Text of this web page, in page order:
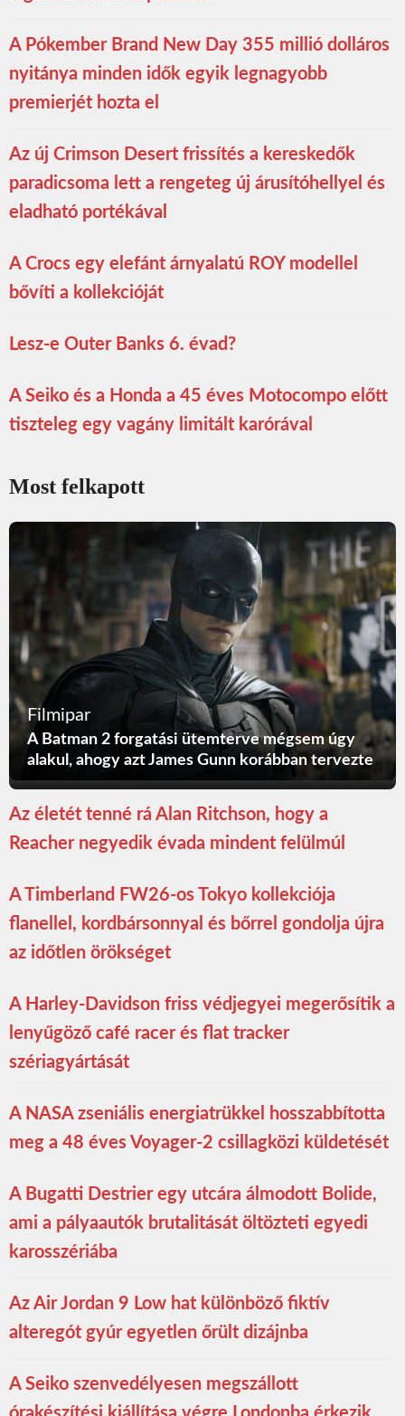
A Pókember Brand New Day 355 millió dolláros
nyitánya minden idők egyik legnagyobb
premierjét hozta el
Az új Crimson Desert frissítés a kereskedők
paradicsoma lett a rengeteg új árusítóhellyel és
eladható portékával
A Crocs egy elefánt árnyalatú ROY modellel
bővíti a kollekcióját
Lesz-e Outer Banks 6. évad?
A Seiko és a Honda a 45 éves Motocompo előtt
tiszteleg egy vagány limitált karórával
Most felkapott
Filmipar
A Batman 2 forgatási ütemterve mégsem úgy
alakul, ahogy azt James Gunn korábban tervezte
Az életét tenné rá Alan Ritchson, hogy a
Reacher negyedik évada mindent felülmúl
A Timberland FW26-os Tokyo kollekciója
flanellel, kordbársonnyal és bőrrel gondolja újra
az időtlen örökséget
A Harley-Davidson friss védjegyei megerősítik a
lenyűgöző café racer és flat tracker
szériagyártását
A NASA zseniális energiatrükkel hosszabbította
meg a 48 éves Voyager-2 csillagközi küldetését
A Bugatti Destrier egy utcára álmodott Bolide,
ami a pályaautók brutalitását öltözteti egyedi
karosszériába
Az Air Jordan 9 Low hat különböző fiktív
alteregót gyúr egyetlen őrült dizájnba
A Seiko szenvedélyesen megszállott